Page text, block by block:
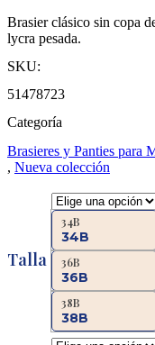
Brasier clásico sin copa
lycra pesada.
SKU:
51478723
Categoría
Brasieres y Panties para
, Nueva colección
Talla
34B
34B
36B
36B
38B
38B